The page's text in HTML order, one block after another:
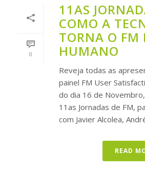
0
11AS
COMO A
TORNA O FM
HUMANO
Reveja todas as
painel FM User
do dia 16 de
11as Jornadas de FM,
com Javier Alcolea,
READ